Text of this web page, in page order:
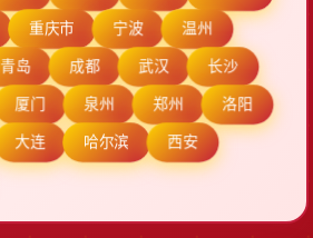
重庆市 宁波 温州
青岛 成都 武汉 长沙
厦门 泉州 郑州 洛阳
大连 哈尔滨 西安